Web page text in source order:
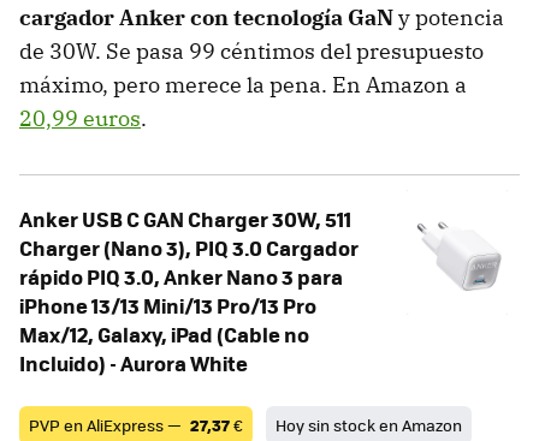
cargador Anker con tecnología GaNy potencia
de 30W. Se pasa 99 céntimos del presupuesto
máximo, pero merece la pena. En Amazon a
20,99 euros.
Anker USB C GAN Charger 30W, 511
Charger (Nano 3), PIQ 3.0 Cargador
rápido PIQ 3.0, Anker Nano 3 para
iPhone 13/13 Mini/13 Pro/13 Pro
Max/12, Galaxy, iPad (Cable no
Incluido) - Aurora White
PVP en AliExpress — 27,37€ Hoy sin stock en Amazon